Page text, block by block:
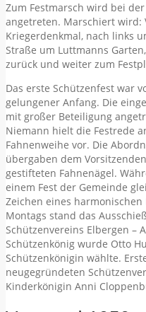
Zum Festmarsch wird bei
angetreten. Marschiert wird:
Kriegerdenkmal, nach links
Straße um Luttmanns
zurück und weiter zum
Das erste Schützenfest war
gelungener Anfang. Die
mit großer Beteiligung
Niemann hielt die Festrede
Fahnenweihe vor. Die
übergaben dem
gestifteten Fahnenägel.
einem Fest der Gemeinde
Zeichen eines
Montags stand das
Schützenvereins Elbergen –
Schützenkönig wurde Otto
Schützenkönigin wählte.
neugegründeten
Kinderkönigin Anni